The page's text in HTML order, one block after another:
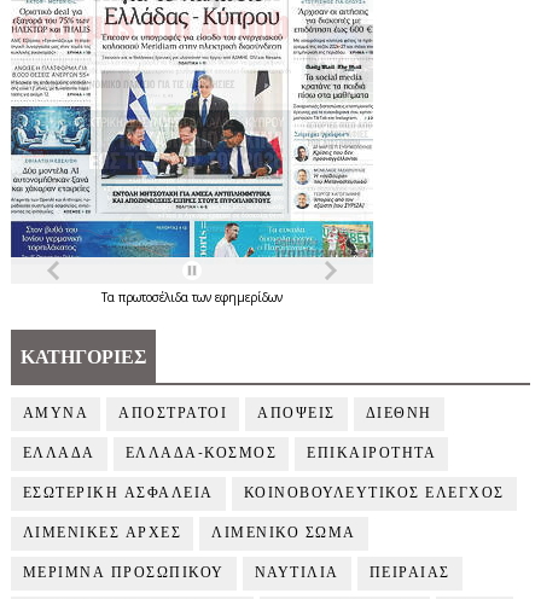
Τα πρωτοσέλιδατων εφημερίδων
ΚΑΤΗΓΟΡΙΕΣ
ΑΜΥΝΑ ΑΠΟΣΤΡΑΤΟΙ ΑΠΟΨΕΙΣ ΔΙΕΘΝΗ
ΕΛΛΑΔΑ ΕΛΛΑΔΑ-ΚΟΣΜΟΣ ΕΠΙΚΑΙΡΟΤΗΤΑ
ΕΣΩΤΕΡΙΚΗ ΑΣΦΑΛΕΙΑ ΚΟΙΝΟΒΟΥΛΕΥΤΙΚΟΣ ΕΛΕΓΧΟΣ
ΛΙΜΕΝΙΚΕΣ ΑΡΧΕΣ ΛΙΜΕΝΙΚΟ ΣΩΜΑ
ΜΕΡΙΜΝΑ ΠΡΟΣΩΠΙΚΟΥ ΝΑΥΤΙΛΙΑ ΠΕΙΡΑΙΑΣ